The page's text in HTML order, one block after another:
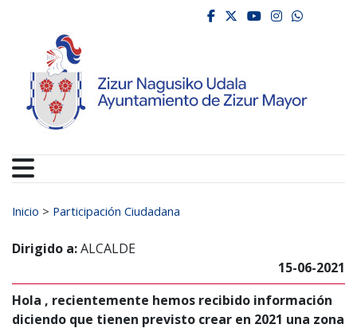
Ayuntamiento de
facebook
twitter
youtube
Buscar:
Inicio > Participación Ciudadana
Dirigido a:ALCALDE
15-06-2021
Hola , recientemente hemos recibido información
diciendo que tienen previsto crear en 2021 una zona